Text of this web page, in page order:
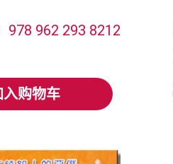
978 962 293 8212
入购物车
购物车